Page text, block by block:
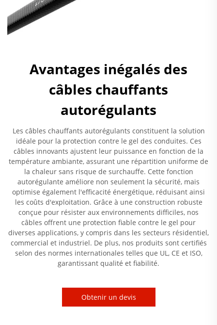
Avantages inégalés des
câbles chauffants
autorégulants
Les câbles chauffants autorégulants constituent la solution
idéale pour la protection contre le gel des conduites. Ces
câbles innovants ajustent leur puissance en fonction de la
température ambiante, assurant une répartition uniforme de
la chaleur sans risque de surchauffe. Cette fonction
autorégulante améliore non seulement la sécurité, mais
optimise également l'efficacité énergétique, réduisant ainsi
les coûts d'exploitation. Grâce à une construction robuste
conçue pour résister aux environnements difficiles, nos
câbles offrent une protection fiable contre le gel pour
diverses applications, y compris dans les secteurs résidentiel,
commercial et industriel. De plus, nos produits sont certifiés
selon des normes internationales telles que UL, CE et ISO,
garantissant qualité et fiabilité.
Obtenir un devis